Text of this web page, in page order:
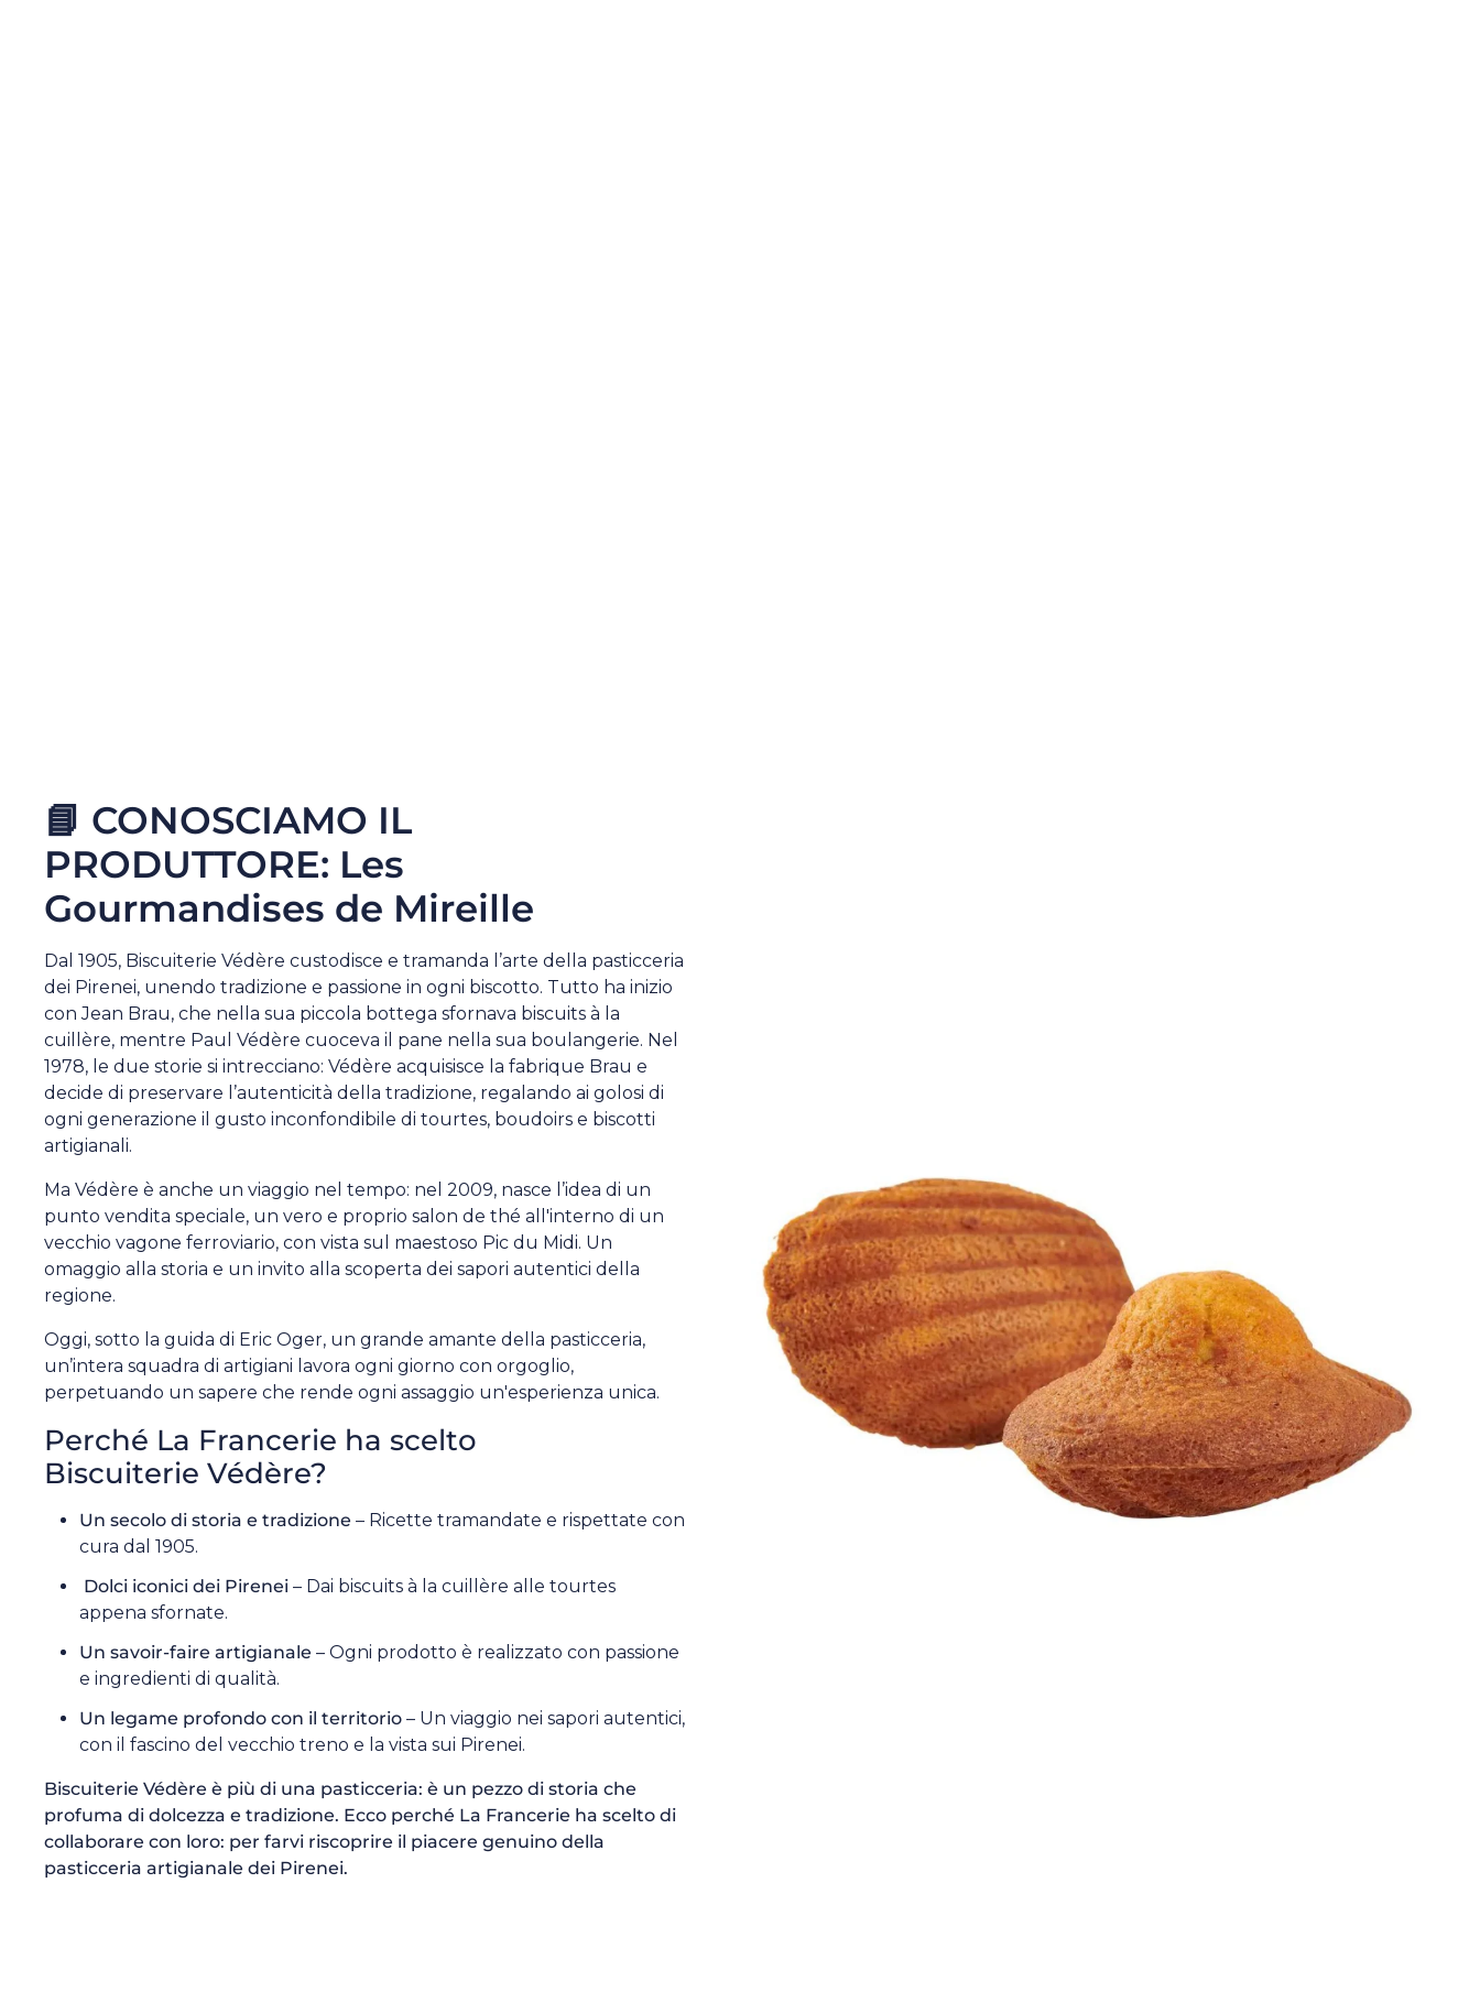
📘 CONOSCIAMO IL
PRODUTTORE: Les
Gourmandises de Mireille
Dal 1905, Biscuiterie Védère custodisce e tramanda l’arte della pasticceria
dei Pirenei, unendo tradizione e passione in ogni biscotto. Tutto ha inizio
con Jean Brau, che nella sua piccola bottega sfornava biscuits à la
cuillère, mentre Paul Védère cuoceva il pane nella sua boulangerie. Nel
1978, le due storie si intrecciano: Védère acquisisce la fabrique Brau e
decide di preservare l’autenticità della tradizione, regalando ai golosi di
ogni generazione il gusto inconfondibile di tourtes, boudoirs e biscotti
artigianali.
Ma Védère è anche un viaggio nel tempo: nel 2009, nasce l’idea di un
punto vendita speciale, un vero e proprio salon de thé all'interno di un
vecchio vagone ferroviario, con vista sul maestoso Pic du Midi. Un
omaggio alla storia e un invito alla scoperta dei sapori autentici della
regione.
Oggi, sotto la guida di Eric Oger, un grande amante della pasticceria,
un’intera squadra di artigiani lavora ogni giorno con orgoglio,
perpetuando un sapere che rende ogni assaggio un'esperienza unica.
Perché La Francerie ha scelto
Biscuiterie Védère?
Un secolo di storia e tradizione – Ricette tramandate e rispettate con
cura dal 1905.
Dolci iconici dei Pirenei – Dai biscuits à la cuillère alle tourtes
appena sfornate.
Un savoir-faire artigianale – Ogni prodotto è realizzato con passione
e ingredienti di qualità.
Un legame profondo con il territorio – Un viaggio nei sapori autentici,
con il fascino del vecchio treno e la vista sui Pirenei.
Biscuiterie Védère è più di una pasticceria: è un pezzo di storia che
profuma di dolcezza e tradizione. Ecco perché La Francerie ha scelto di
collaborare con loro: per farvi riscoprire il piacere genuino della
pasticceria artigianale dei Pirenei.